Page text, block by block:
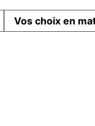
Vos choix en